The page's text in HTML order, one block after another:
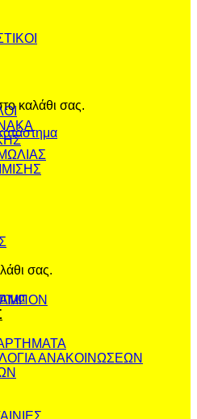
καλάθι σας.
σας.
ΑΝΑΚΟΙΝΩΣΕΩΝ